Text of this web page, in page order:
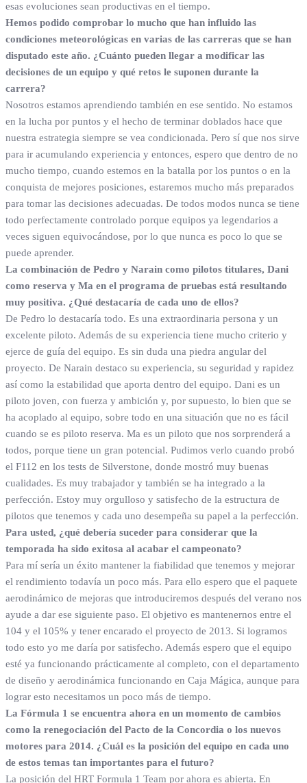
esas evoluciones sean productivas en el tiempo.
Hemos podido comprobar lo mucho que han influido las
condiciones meteorológicas en varias de las carreras que se han
disputado este año. ¿Cuánto pueden llegar a modificar las
decisiones de un equipo y qué retos le suponen durante la
carrera?
Nosotros estamos aprendiendo también en ese sentido. No estamos
en la lucha por puntos y el hecho de terminar doblados hace que
nuestra estrategia siempre se vea condicionada. Pero sí que nos sirve
para ir acumulando experiencia y entonces, espero que dentro de no
mucho tiempo, cuando estemos en la batalla por los puntos o en la
conquista de mejores posiciones, estaremos mucho más preparados
para tomar las decisiones adecuadas. De todos modos nunca se tiene
todo perfectamente controlado porque equipos ya legendarios a
veces siguen equivocándose, por lo que nunca es poco lo que se
puede aprender.
La combinación de Pedro y Narain como pilotos titulares, Dani
como reserva y Ma en el programa de pruebas está resultando
muy positiva. ¿Qué destacaría de cada uno de ellos?
De Pedro lo destacaría todo. Es una extraordinaria persona y un
excelente piloto. Además de su experiencia tiene mucho criterio y
ejerce de guía del equipo. Es sin duda una piedra angular del
proyecto. De Narain destaco su experiencia, su seguridad y rapidez
así como la estabilidad que aporta dentro del equipo. Dani es un
piloto joven, con fuerza y ambición y, por supuesto, lo bien que se
ha acoplado al equipo, sobre todo en una situación que no es fácil
cuando se es piloto reserva. Ma es un piloto que nos sorprenderá a
todos, porque tiene un gran potencial. Pudimos verlo cuando probó
el F112 en los tests de Silverstone, donde mostró muy buenas
cualidades. Es muy trabajador y también se ha integrado a la
perfección. Estoy muy orgulloso y satisfecho de la estructura de
pilotos que tenemos y cada uno desempeña su papel a la perfección.
Para usted, ¿qué debería suceder para considerar que la
temporada ha sido exitosa al acabar el campeonato?
Para mí sería un éxito mantener la fiabilidad que tenemos y mejorar
el rendimiento todavía un poco más. Para ello espero que el paquete
aerodinámico de mejoras que introduciremos después del verano nos
ayude a dar ese siguiente paso. El objetivo es mantenernos entre el
104 y el 105% y tener encarado el proyecto de 2013. Si logramos
todo esto yo me daría por satisfecho. Además espero que el equipo
esté ya funcionando prácticamente al completo, con el departamento
de diseño y aerodinámica funcionando en Caja Mágica, aunque para
lograr esto necesitamos un poco más de tiempo.
La Fórmula 1 se encuentra ahora en un momento de cambios
como la renegociación del Pacto de la Concordia o los nuevos
motores para 2014. ¿Cuál es la posición del equipo en cada uno
de estos temas tan importantes para el futuro?
La posición del HRT Formula 1 Team por ahora es abierta. En